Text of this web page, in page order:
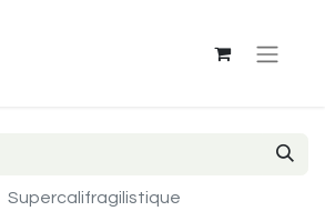
Supercalifragilistique